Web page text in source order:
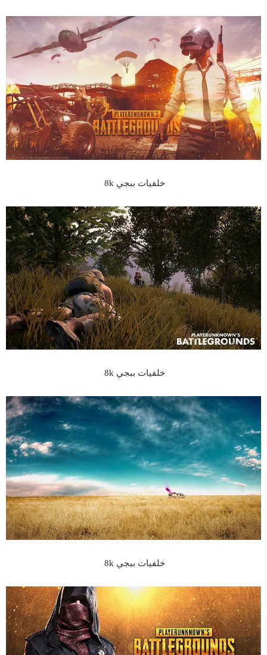
خلفيات ببجي 8k
خلفيات ببجي 8k
خلفيات ببجي 8k